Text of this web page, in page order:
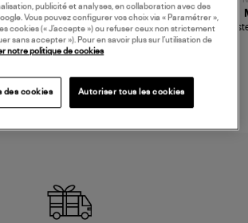
189,00 €
TORAL
Mocassins Killian Sport
Mousse
publicité et analyses, en collaboration avec des
Vous pouvez configurer vos choix via « Paramétrer »,
cookies (« J’accepte ») ou refuser ceux non strictement
sans accepter »). Pour en savoir plus sur l’utilisation de
notre politique de cookies
des cookies Autoriser tous les cookies